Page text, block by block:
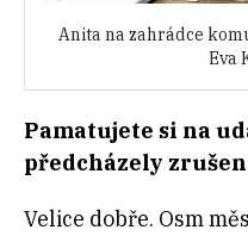
Anita na zahrádce
Eva
Pamatujete si na
předcházely
Velice dobře. Osm